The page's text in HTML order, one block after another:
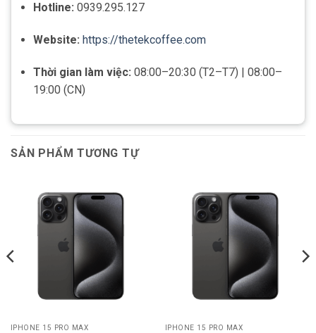
Hotline: 0939.295.127
Website: https://thetekcoffee.com
Thời gian làm việc: 08:00–20:30 (T2–T7) | 08:00–
19:00 (CN)
SẢN PHẨM TƯƠNG TỰ
IPHONE 15 PRO MAX IPHONE 15 PRO MAX